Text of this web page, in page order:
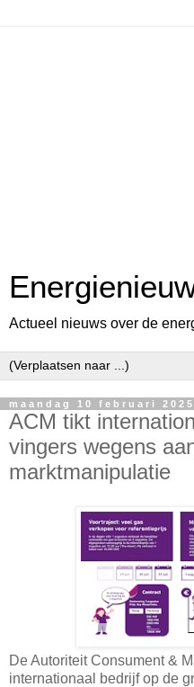
Actueel nieuws over de
maandag 10 februari 2025
ACM tikt
vingers wegens
marktmanipulatie
De Autoriteit Consument &
internationaal bedrijf op de